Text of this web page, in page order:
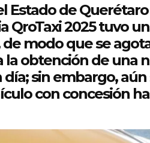
Estado de Querétaro
QroTaxi 2025 tuvo
modo que se
la obtención de una
sin embargo,
con concesión